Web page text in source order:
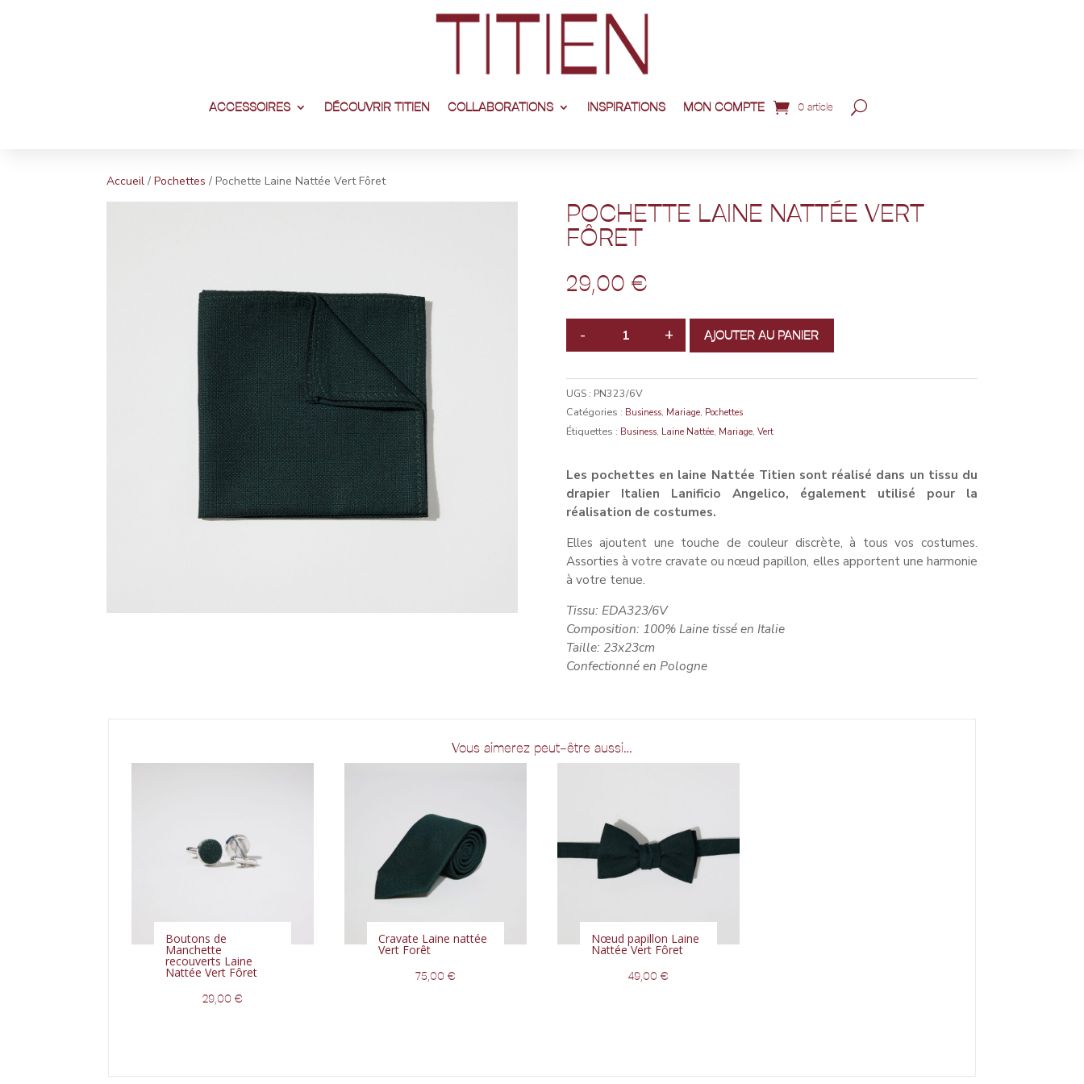
ACCESSOIRES DÉCOUVRIR TITIEN COLLABORATIONS INSPIRATIONS MON COMPTE 0 article
Accueil / Pochettes / Pochette Laine Nattée Vert Fôret
POCHETTE LAINE NATTÉE VERT
FÔRET
29,00 €
QUANTITÉ
- + AJOUTER AU PANIER
UGS : PN323/6V
Catégories : Business, Mariage, Pochettes
Étiquettes : Business, Laine Nattée, Mariage, Vert
Les pochettes en laine Nattée Titien sont réalisé dans un tissu du
drapier Italien Lanificio Angelico, également utilisé pour la
réalisation de costumes.
Elles ajoutent une touche de couleur discrète, à tous vos costumes.
Assorties à votre cravate ou nœud papillon, elles apportent une harmonie
à votre tenue.
Tissu: EDA323/6V
Composition: 100% Laine tissé en Italie
Taille: 23x23cm
Confectionné en Pologne
Vous aimerez peut-être aussi…
Boutons de
Manchette
recouverts Laine
Nattée Vert Fôret
29,00€
Cravate Laine nattée
Vert Forêt
75,00 €
Nœud papillon Laine
Nattée Vert Fôret
49,00 €